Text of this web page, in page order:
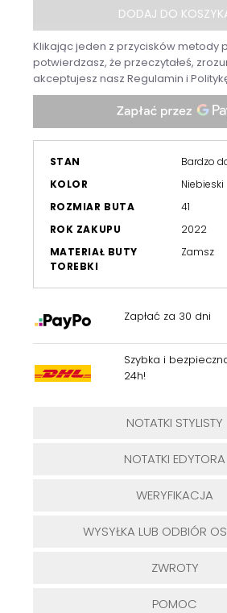
DODAJ DO
Klikając jeden z przycisków metody
potwierdzasz, że przeczytałeś,
akceptujesz nasz Regulamin i
STAN
Bardzo
KOLOR
Niebieski
ROZMIAR BUTA
41
ROK ZAKUPU
2022
MATERIAŁ BUTY
TOREBKI
Zamsz
Zapłać za 30 dni
Szybka i
24h!
NOTATKI STYLISTY
NOTATKI EDYTORA
WERYFIKACJA
WYSYŁKA LUB ODBIÓR
ZWROTY
POMOC